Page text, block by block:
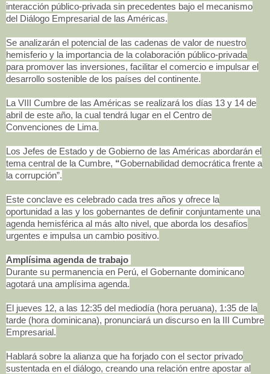
interacción público-privada sin precedentes bajo el mecanismo
del Diálogo Empresarial de las Américas.
Se analizarán el potencial de las cadenas de valor de nuestro
hemisferio y la importancia de la colaboración público-privada
para promover las inversiones, facilitar el comercio e impulsar el
desarrollo sostenible de los países del continente.
La VIII Cumbre de las Américas se realizará los días 13 y 14 de
abril de este año, la cual tendrá lugar en el Centro de
Convenciones de Lima.
Los Jefes de Estado y de Gobierno de las Américas abordarán el
tema central de la Cumbre, “Gobernabilidad democrática frente a
la corrupción”.
Este conclave es celebrado cada tres años y ofrece la
oportunidad a las y los gobernantes de definir conjuntamente una
agenda hemisférica al más alto nivel, que aborda los desafíos
urgentes e impulsa un cambio positivo.
Amplísima agenda de trabajo
Durante su permanencia en Perú, el Gobernante dominicano
agotará una amplísima agenda.
El jueves 12, a las 12:35 del mediodía (hora peruana), 1:35 de la
tarde (hora dominicana), pronunciará un discurso en la III Cumbre
Empresarial.
Hablará sobre la alianza que ha forjado con el sector privado
sustentada en el diálogo, creando una relación entre apostar al